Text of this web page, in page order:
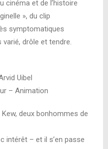
cinéma et de l’histoire
», du clip
symptomatiques
drôle et tendre.
Uibel
– Animation
deux bonhommes de
intérêt – et il s’en passe